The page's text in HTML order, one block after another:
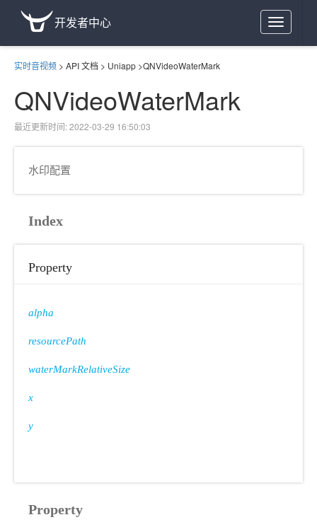
Toggle
navigation
开发者中心
实时音视频 > API 文档 > Uniapp >QNVideoWaterMark
QNVideoWaterMark
最近更新时间: 2022-03-29 16:50:03
水印配置
Index
Property
alpha
resourcePath
waterMarkRelativeSize
x
y
Property